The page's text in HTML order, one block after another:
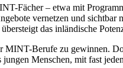
Fächer – etwa mit
vernetzen und
das inländische
Berufe zu gewinnen.
Menschen, mit fast